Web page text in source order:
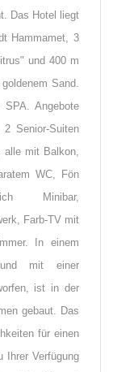
Das Hotel liegt
Hammamet, 3
und 400 m
Sand.
Angebote
Senior-Suiten
alle mit Balkon,
WC, Fön
Minibar,
Farb-TV mit
In einem
und mit einer
ist in der
gebaut. Das
für einen
Ihrer Verfügung